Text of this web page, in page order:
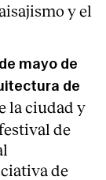
y el
de mayo de
de
la ciudad y
de
de